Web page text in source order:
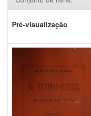
Pré-visualização